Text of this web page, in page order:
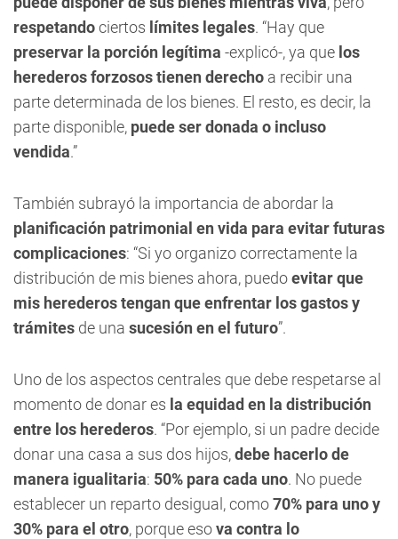
respetandociertos límites legales. “Hay que
preservar la porción legítima -explicó-, ya que los
herederos forzosos tienen derecho a recibir una
parte determinada de los bienes. El resto, es decir, la
parte disponible, puede ser donada o incluso
vendida.”
También subrayó la importancia de abordar la
planificación patrimonial en vida para evitar futuras
complicaciones: “Si yo organizo correctamente la
distribución de mis bienes ahora, puedoevitar que
mis herederos tengan que enfrentar los gastos y
trámites de una sucesión en el futuro”.
Uno de los aspectos centrales que debe respetarse al
momento de donar es la equidad en la distribución
entre los herederos. “Por ejemplo, si un padre decide
donar una casa a sus dos hijos,debe hacerlo de
manera igualitaria: 50% para cada uno. No puede
establecer un reparto desigual, como70% para uno y
30% para el otro, porque esova contra lo